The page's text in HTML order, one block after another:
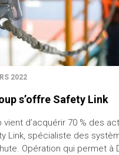
2022
s’offre Safety Link
vient d’acquérir 70 % des
Link, spécialiste des
Opération qui permet à